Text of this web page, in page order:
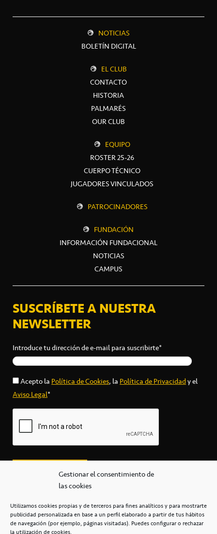
Gestionar el consentimiento de
las cookies
Utilizamos cookies propias y de terceros para fines analíticos y para mostrarte
publicidad personalizada en base a un perfil elaborado a partir de tus hábitos
de navegación (por ejemplo, páginas visitadas). Puedes configurar o rechazar
la utilización de cookies.
NOTICIAS
BOLETÍN DIGITAL
EL CLUB
CONTACTO
HISTORIA
PALMARÉS
OUR CLUB
EQUIPO
ROSTER 25-26
CUERPO TÉCNICO
JUGADORES VINCULADOS
PATROCINADORES
FUNDACIÓN
INFORMACIÓN FUNDACIONAL
NOTICIAS
CAMPUS
SUSCRÍBETE A NUESTRA
NEWSLETTER
Introduce tu dirección de e-mail para suscribirte*
Acepto laPolítica de Cookies, laPolítica de Privacidady el
Aviso Legal*
secretaria@cbcanarias.es